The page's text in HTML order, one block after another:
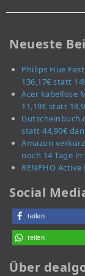
Neueste
Philips Hue
136,17€ statt
Acer kabellose
11,19€ statt
statt 44,90€
Amazon
noch 14 Tage
RENPHO
Social
teilen
teilen
Über